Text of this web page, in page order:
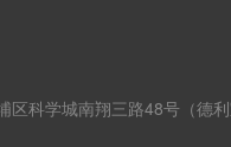
区科学城南翔三路48号（德